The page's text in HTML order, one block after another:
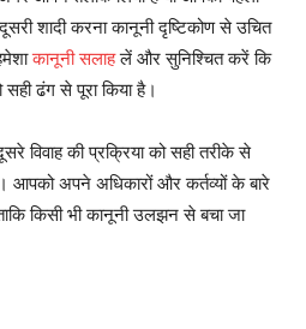
शादी करना कानूनी दृष्टिकोण से उचित
कानूनी सलाहलें और सुनिश्चित करें कि
ढंग से पूरा किया है।
की प्रक्रिया को सही तरीके से
आपको अपने अधिकारों और कर्तव्यों के बारे
किसी भी कानूनी उलझन से बचा जा